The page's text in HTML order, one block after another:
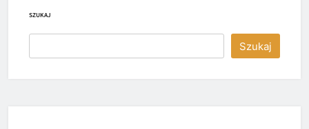
SZUKAJ
Szukaj